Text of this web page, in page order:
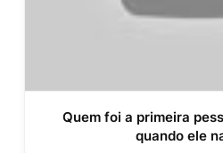
Quem foi a primeira
quando ele